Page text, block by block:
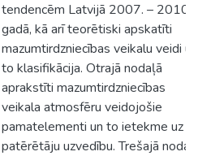
tendencēm Latvijā 2007. – 2010.
gadā, kā arī teorētiski apskatīti
mazumtirdzniecības veikalu veidi un
to klasifikācija. Otrajā nodaļā
aprakstīti mazumtirdzniecības
veikala atmosfēru veidojošie
pamatelementi un to ietekme uz
patērētāju uzvedību. Trešajā